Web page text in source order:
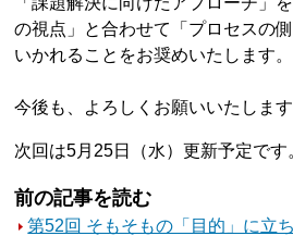
の視点」と合わせて「プロセスの
いかれることをお奨めいたします。
今後も、よろしくお願いいたします
次回は5月25日（水）更新予定です
前の記事を読む
第52回 そもそもの「目的」に立